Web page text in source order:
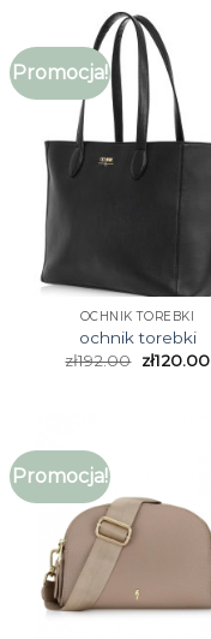
Promocja!
OCHNIK TOREBKI
ochnik torebki
zł192.00 zł120.00
Promocja!